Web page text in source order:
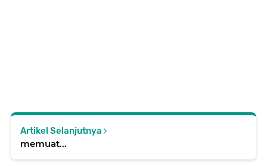
Artikel Selanjutnya
memuat...